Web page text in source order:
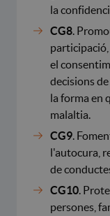
la
CG8 .
el
decisions
la forma en
malaltia.
CG9 .
l'autocura,
de
CG10 .
persones,